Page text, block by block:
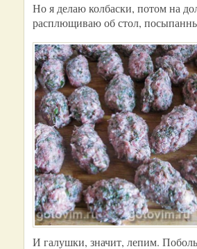
Но я делаю колбаски, потом на
расплющиваю об стол,
И галушки, значит, лепим.